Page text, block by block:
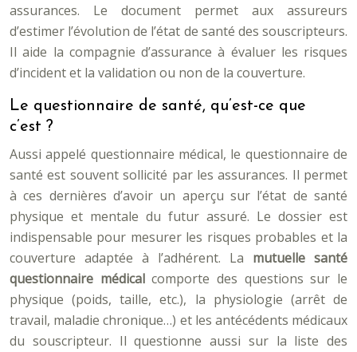
assurances. Le document permet aux assureurs
d’estimer l’évolution de l’état de santé des souscripteurs.
Il aide la compagnie d’assurance à évaluer les risques
d’incident et la validation ou non de la couverture.
Le questionnaire de santé, qu’est-ce que
c’est ?
Aussi appelé questionnaire médical, le questionnaire de
santé est souvent sollicité par les assurances. Il permet
à ces dernières d’avoir un aperçu sur l’état de santé
physique et mentale du futur assuré. Le dossier est
indispensable pour mesurer les risques probables et la
couverture adaptée à l’adhérent. La mutuelle santé
questionnaire médicalcomporte des questions sur le
physique (poids, taille, etc.), la physiologie (arrêt de
travail, maladie chronique…) et les antécédents médicaux
du souscripteur. Il questionne aussi sur la liste des